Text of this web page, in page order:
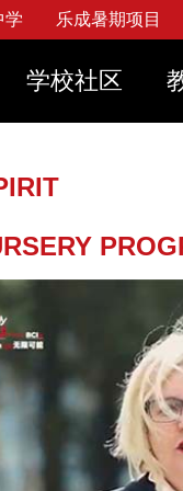
学 乐成暑期项目
学校社区